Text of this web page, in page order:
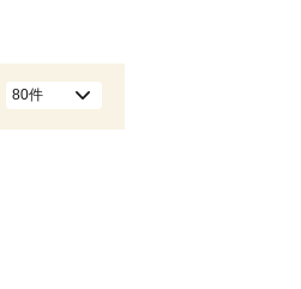
80件